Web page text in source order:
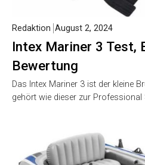
Intex Mariner 3 Test,
Bewertung
Redaktion August 2, 2024
Das Intex Mariner 3 ist der kleine
gehört wie dieser zur